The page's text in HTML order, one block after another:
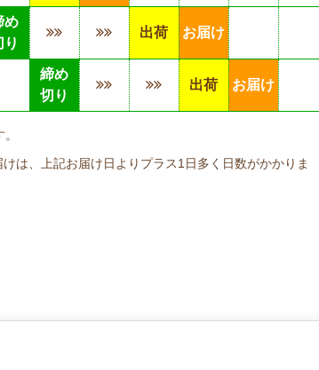
め
り
出荷 お届け
締め
切り
出荷 お届け
は、上記お届け日よりプラス1日多く日数がかかりま